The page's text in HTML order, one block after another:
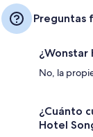
Preguntas
¿Wonstar
No, la
¿Cuánto
Hotel